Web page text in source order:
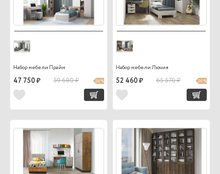
Набор мебели Прайм
47 750 ₽ 59 680 ₽ 20 %
Набор мебели Лючия
52 460 ₽ 65 570 ₽ 20 %